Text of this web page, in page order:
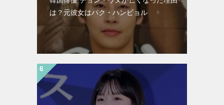
は？元彼女はパク・ハンビョル